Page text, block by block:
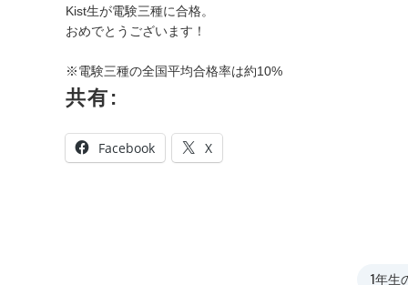
Kist生が電験三種に合格。
おめでとうございます！
※電験三種の全国平均合格率は約10%
共有:
Facebook X
1年生